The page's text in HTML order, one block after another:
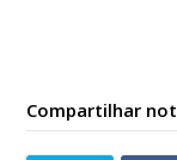
Compartilhar